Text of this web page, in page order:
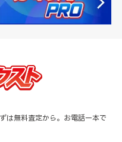
は無料査定から。お電話一本で